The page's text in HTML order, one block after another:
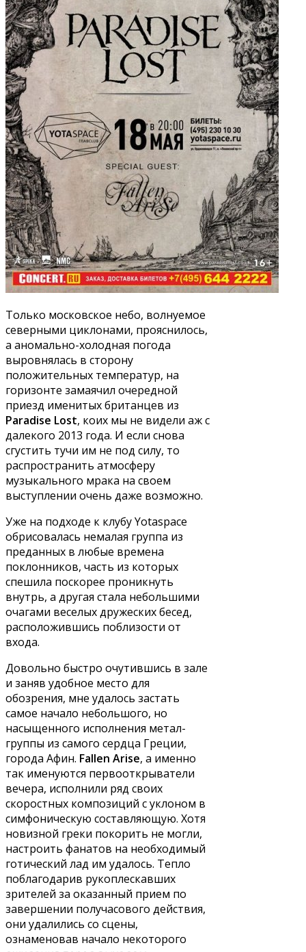
Только московское небо, волнуемое
северными циклонами, прояснилось,
а аномально-холодная погода
выровнялась в сторону
положительных температур, на
горизонте замаячил очередной
приезд именитых британцев из
Paradise Lost, коих мы не видели аж с
далекого 2013 года. И если снова
сгустить тучи им не под силу, то
распространить атмосферу
музыкального мрака на своем
выступлении очень даже возможно.
Уже на подходе к клубу Yotaspace
обрисовалась немалая группа из
преданных в любые времена
поклонников, часть из которых
спешила поскорее проникнуть
внутрь, а другая стала небольшими
очагами веселых дружеских бесед,
расположившись поблизости от
входа.
Довольно быстро очутившись в зале
и заняв удобное место для
обозрения, мне удалось застать
самое начало небольшого, но
насыщенного исполнения метал-
группы из самого сердца Греции,
города Афин. Fallen Arise, а именно
так именуются первооткрыватели
вечера, исполнили ряд своих
скоростных композиций с уклоном в
симфоническую составляющую. Хотя
новизной греки покорить не могли,
настроить фанатов на необходимый
готический лад им удалось. Тепло
поблагодарив рукоплескавших
зрителей за оказанный прием по
завершении получасового действия,
они удалились со сцены,
ознаменовав начало некоторого